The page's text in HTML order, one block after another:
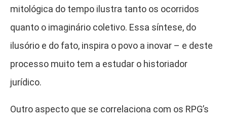
mitológica do tempo ilustra tanto os ocorridos
quanto o imaginário coletivo. Essa síntese, do
ilusório e do fato, inspira o povo a inovar – e deste
processo muito tem a estudar o historiador
jurídico.
Outro aspecto que se correlaciona com os RPG’s